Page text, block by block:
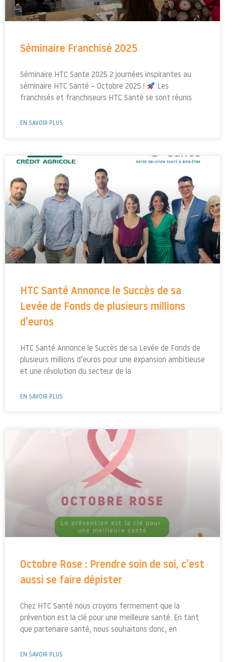
Séminaire Franchisé 2025
Séminaire HTC Sante 2025 2 journées inspirantes au
séminaire HTC Santé – Octobre 2025 !
Les
franchisés et franchiseurs HTC Santé se sont réunis
EN SAVOIR PLUS
HTC Santé Annonce le Succès de sa
Levée de Fonds de plusieurs millions
d’euros
HTC Santé Annonce le Succès de sa Levée de Fonds de
plusieurs millions d’euros pour une expansion ambitieuse
et une révolution du secteur de la
EN SAVOIR PLUS
Octobre Rose : Prendre soin de soi, c’est
aussi se faire dépister
Chez HTC Santé nous croyons fermement que la
prévention est la clé pour une meilleure santé. En tant
que partenaire santé, nous souhaitons donc, en
EN SAVOIR PLUS